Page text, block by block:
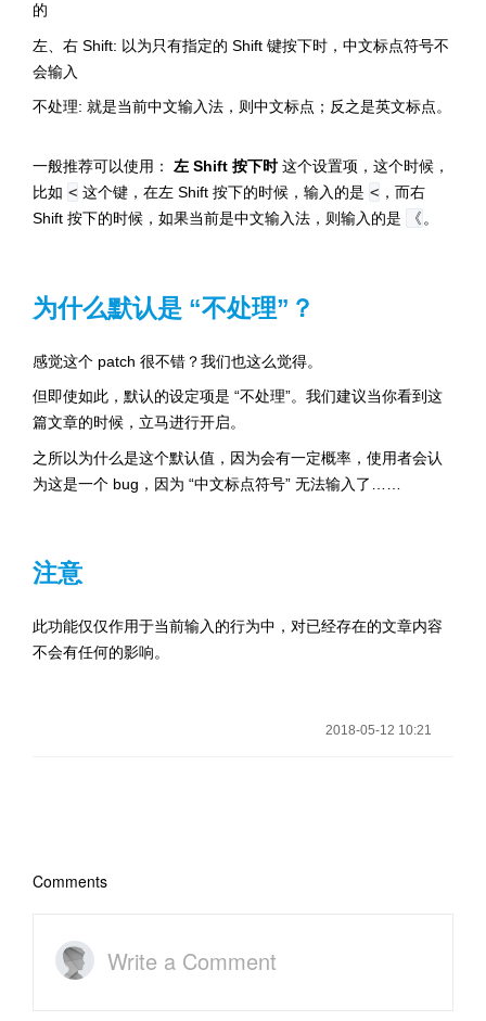
的
左、右 Shift: 以为只有指定的 Shift 键按下时，中文标点符号不
会输入
不处理: 就是当前中文输入法，则中文标点；反之是英文标点。
一般推荐可以使用： 左 Shift 按下时这个设置项，这个时候，
比如 < 这个键，在左 Shift 按下的时候，输入的是 < ，而右
Shift 按下的时候，如果当前是中文输入法，则输入的是
《 。
为什么默认是 “不处理”？
感觉这个 patch 很不错？我们也这么觉得。
但即使如此，默认的设定项是 “不处理”。我们建议当你看到这
篇文章的时候，立马进行开启。
之所以为什么是这个默认值，因为会有一定概率，使用者会认
为这是一个 bug，因为 “中文标点符号” 无法输入了……
注意
此功能仅仅作用于当前输入的行为中，对已经存在的文章内容
不会有任何的影响。
2018-05-12 10:21
Comments
Write a Comment